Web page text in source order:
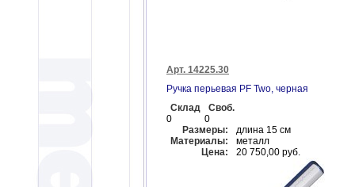
Арт. 14225.30
Ручка перьевая PF Two, черная
Склад
Своб.
0
0
Размеры:
длина 15 см
Материалы:
металл
Цена:
20 750,00 руб.